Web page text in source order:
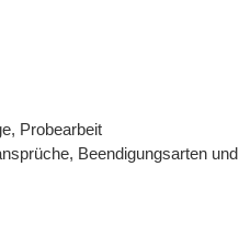
Probearbeit
Beendigungsarten und